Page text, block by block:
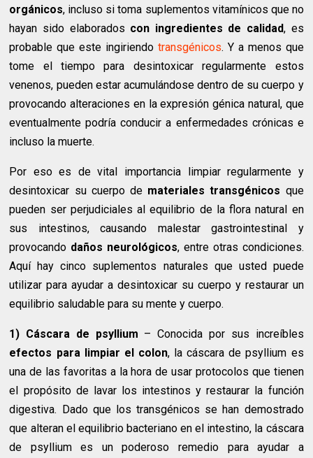
orgánicos, incluso si toma suplementos vitamínicos que no
hayan sido elaborados con ingredientes de calidad, es
probable que este ingiriendo transgénicos. Y a menos que
tome el tiempo para desintoxicar regularmente estos
venenos, pueden estar acumulándose dentro de su cuerpo y
provocando alteraciones en la expresión génica natural, que
eventualmente podría conducir a enfermedades crónicas e
incluso la muerte.
Por eso es de vital importancia limpiar regularmente y
desintoxicar su cuerpo de materiales transgénicos que
pueden ser perjudiciales al equilibrio de la flora natural en
sus intestinos, causando malestar gastrointestinal y
provocando daños neurológicos, entre otras condiciones.
Aquí hay cinco suplementos naturales que usted puede
utilizar para ayudar a desintoxicar su cuerpo y restaurar un
equilibrio saludable para su mente y cuerpo.
1) Cáscara de psyllium – Conocida por sus increíbles
efectos para limpiar el colon, la cáscara de psyllium es
una de las favoritas a la hora de usar protocolos que tienen
el propósito de lavar los intestinos y restaurar la función
digestiva. Dado que los transgénicos se han demostrado
que alteran el equilibrio bacteriano en el intestino, la cáscara
de psyllium es un poderoso remedio para ayudar a